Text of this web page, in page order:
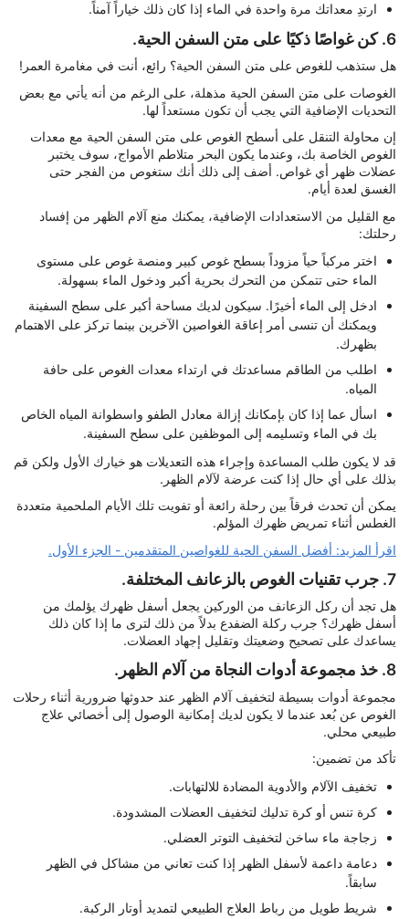
ارتدِ معداتك مرة واحدة في الماء إذا كان ذلك خياراً آمناً.
6. كن غواصًا ذكيًا على متن السفن الحية.
هل ستذهب للغوص على متن السفن الحية؟ رائع، أنت في مغامرة العمر!
الغوصات على متن السفن الحية مذهلة، على الرغم من أنه يأتي مع بعض
التحديات الإضافية التي يجب أن تكون مستعداً لها.
إن محاولة التنقل على أسطح الغوص على متن السفن الحية مع معدات
الغوص الخاصة بك، وعندما يكون البحر متلاطم الأمواج، سوف يختبر
عضلات ظهر أي غواص. أضف إلى ذلك أنك ستغوص من الفجر حتى
الغسق لعدة أيام.
مع القليل من الاستعدادات الإضافية، يمكنك منع آلام الظهر من إفساد
رحلتك:
اختر مركباً حياً مزوداً بسطح غوص كبير ومنصة غوص على مستوى
الماء حتى تتمكن من التحرك بحرية أكبر ودخول الماء بسهولة.
ادخل إلى الماء أخيرًا. سيكون لديك مساحة أكبر على سطح السفينة
ويمكنك أن تنسى أمر إعاقة الغواصين الآخرين بينما تركز على الاهتمام
بظهرك.
اطلب من الطاقم مساعدتك في ارتداء معدات الغوص على حافة
المياه.
اسأل عما إذا كان بإمكانك إزالة معادل الطفو واسطوانة المياه الخاص
بك في الماء وتسليمه إلى الموظفين على سطح السفينة.
قد لا يكون طلب المساعدة وإجراء هذه التعديلات هو خيارك الأول ولكن قم
بذلك على أي حال إذا كنت عرضة لآلام الظهر.
يمكن أن تحدث فرقاً بين رحلة رائعة أو تفويت تلك الأيام الملحمية متعددة
الغطس أثناء تمريض ظهرك المؤلم.
اقرأ المزيد: أفضل السفن الحية للغواصين المتقدمين - الجزء الأول.
7. جرب تقنيات الغوص بالزعانف المختلفة.
هل تجد أن ركل الزعانف من الوركين يجعل أسفل ظهرك يؤلمك من
أسفل ظهرك؟ جرب ركلة الضفدع بدلاً من ذلك لترى ما إذا كان ذلك
يساعدك على تصحيح وضعيتك وتقليل إجهاد العضلات.
8. خذ مجموعة أدوات النجاة من آلام الظهر.
مجموعة أدوات بسيطة لتخفيف آلام الظهر عند حدوثها ضرورية أثناء رحلات
الغوص عن بُعد عندما لا يكون لديك إمكانية الوصول إلى أخصائي علاج
طبيعي محلي.
تأكد من تضمين:
تخفيف الآلام والأدوية المضادة للالتهابات.
كرة تنس أو كرة تدليك لتخفيف العضلات المشدودة.
زجاجة ماء ساخن لتخفيف التوتر العضلي.
دعامة داعمة لأسفل الظهر إذا كنت تعاني من مشاكل في الظهر
سابقاً.
شريط طويل من رباط العلاج الطبيعي لتمديد أوتار الركبة.